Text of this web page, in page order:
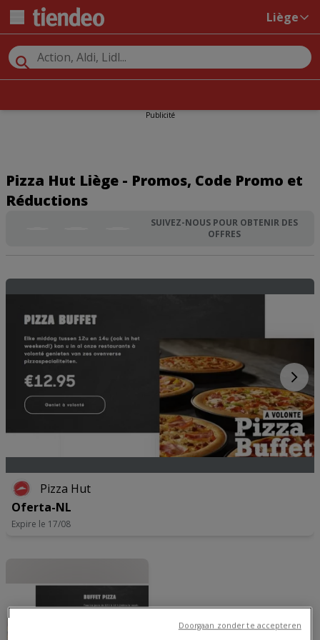
Liège
Publicité
Pizza Hut Liège - Promos, Code Promo et
Réductions
SUIVEZ-NOUS POUR OBTENIR DES
OFFRES
Pizza Hut
Oferta-NL
Expire le 17/08
Doorgaan zonder te accepteren